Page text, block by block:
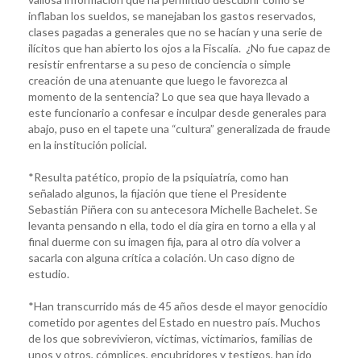
inflaban los sueldos, se manejaban los gastos reservados,
clases pagadas a generales que no se hacían y una serie de
ilícitos que han abierto los ojos a la Fiscalía. ¿No fue capaz de
resistir enfrentarse a su peso de conciencia o simple
creación de una atenuante que luego le favorezca al
momento de la sentencia? Lo que sea que haya llevado a
este funcionario a confesar e inculpar desde generales para
abajo, puso en el tapete una “cultura” generalizada de fraude
en la institución policial.
*Resulta patético, propio de la psiquiatría, como han
señalado algunos, la fijación que tiene el Presidente
Sebastián Piñera con su antecesora Michelle Bachelet. Se
levanta pensando n ella, todo el día gira en torno a ella y al
final duerme con su imagen fija, para al otro día volver a
sacarla con alguna crítica a colación. Un caso digno de
estudio.
*Han transcurrido más de 45 años desde el mayor genocidio
cometido por agentes del Estado en nuestro país. Muchos
de los que sobrevivieron, víctimas, victimarios, familias de
unos y otros, cómplices, encubridores y testigos, han ido